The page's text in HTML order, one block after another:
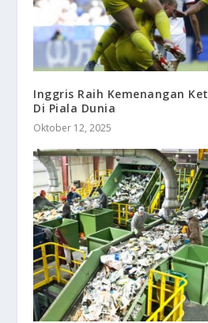
Inggris Raih Kemenangan
Di Piala Dunia
Oktober 12, 2025